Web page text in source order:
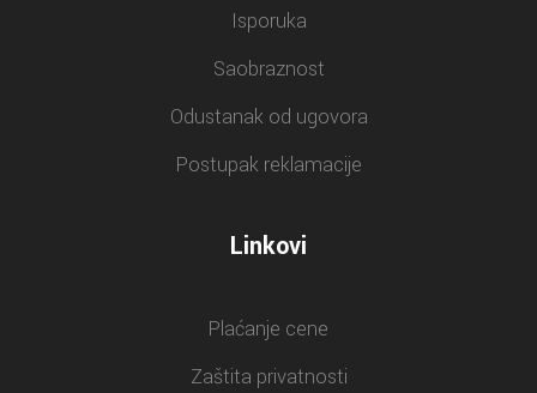
Isporuka
Saobraznost
Odustanak od ugovora
Postupak reklamacije
Linkovi
Plaćanje cene
Zaštita privatnosti